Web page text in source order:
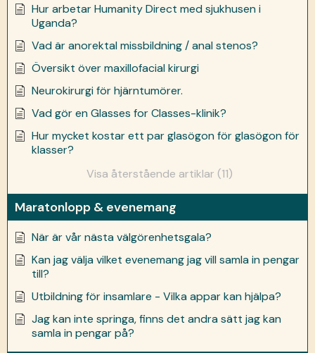
Hur arbetar Humanity Direct med sjukhusen i
Uganda?
Vad är anorektal missbildning / anal stenos?
Översikt över maxillofacial kirurgi
Neurokirurgi för hjärntumörer.
Vad gör en Glasses for Classes-klinik?
Hur mycket kostar ett par glasögon för glasögon för
klasser?
Visa återstående artiklar (11)
Maratonlopp & evenemang
När är vår nästa välgörenhetsgala?
Kan jag välja vilket evenemang jag vill samla in pengar
till?
Utbildning för insamlare - Vilka appar kan hjälpa?
Jag kan inte springa, finns det andra sätt jag kan
samla in pengar på?